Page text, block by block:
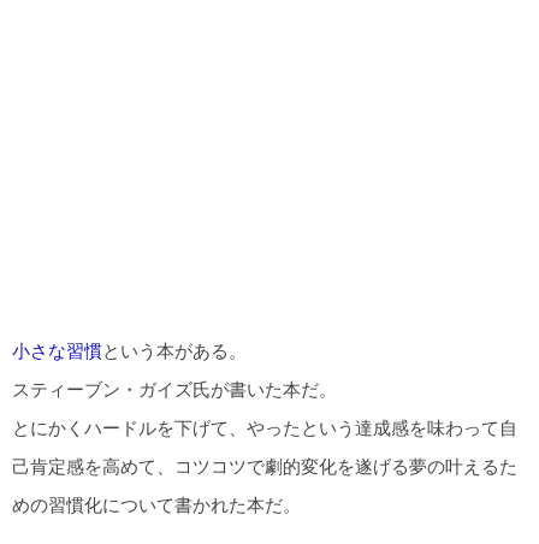
小さな習慣という本がある。
スティーブン・ガイズ氏が書いた本だ。
とにかくハードルを下げて、やったという達成感を味わって自
己肯定感を高めて、コツコツで劇的変化を遂げる夢の叶えるた
めの習慣化について書かれた本だ。